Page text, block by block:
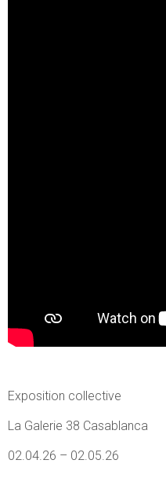
Exposition collective
La Galerie 38 Casablanca
02.04.26 – 02.05.26